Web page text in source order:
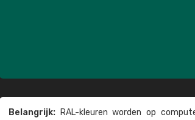
Belangrijk: RAL-kleuren worden op